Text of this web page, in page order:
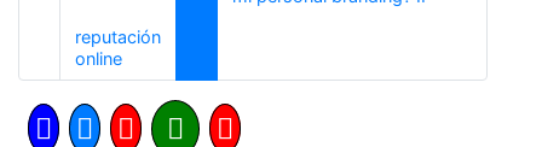
reputación
onlineAnterior